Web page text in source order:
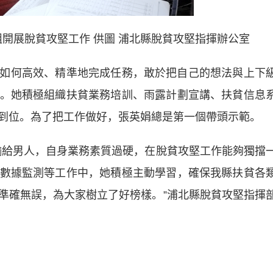
脫貧攻堅工作 供圖 浦北縣脫貧攻堅指揮辦公室
高效、精準地完成任務，敢於把自己的想法與上下
她積極組織扶貧業務培訓、雨露計劃宣講、扶貧信息
。為了把工作做好，張英娟總是第一個帶頭示範。
人，自身業務素質過硬，在脫貧攻堅工作能夠獨擋
據監測等工作中，她積極主動學習，確保我縣扶貧各
確無誤，為大家樹立了好榜樣。”浦北縣脫貧攻堅指揮